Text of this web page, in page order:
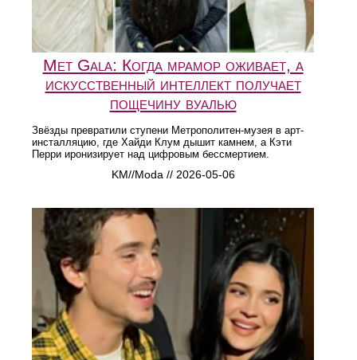
Met Gala: Когда мрамор оживает, а
искусственный интеллект получает
пощечину вуалью
Звёзды превратили ступени Метрополитен-музея в арт-
инсталляцию, где Хайди Клум дышит камнем, а Кэти
Перри иронизирует над цифровым бессмертием.
KM//Moda // 2026-05-06